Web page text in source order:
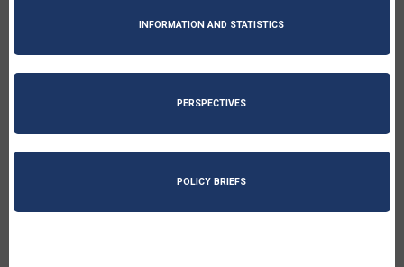
INFORMATION AND STATISTICS
PERSPECTIVES
POLICY BRIEFS